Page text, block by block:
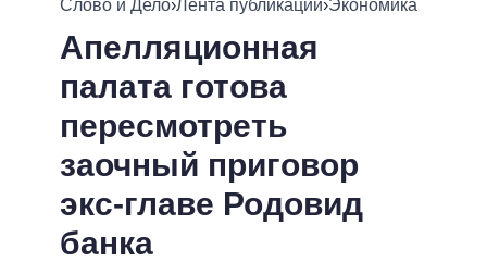
ЛЕНТА
СОБЫТИЯ
СТАТЬИ
МНЕНИЯ
ОБЗОРЫ
ДАЙДЖЕСТЫ
ПОЛИТИКА
ЭКОНОМИКА
ОБЩЕСТВО
ОБЕЩАНИЯ
ПОЛИТИКИ
ВСЕ ПОЛИТИКИ
ПРЕЗИДЕНТ И ОФИС
ВЕРХОВНАЯ РАДА
КАБИНЕТ МИНИСТРОВ
ИНФОГРАФИКА
ВИДЕО
Слово и Дело›Лента публикаций›Экономика
Апелляционная
палата готова
пересмотреть
заочный приговор
экс-главе Родовид
банка